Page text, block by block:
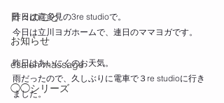
日々のこと
お知らせ
esalen massage
◯◯シリーズ
昨日は喜多見の3re studioで。
今日は立川ヨガホームで、連日のママヨガです。
昨日はあいにくのお天気。
雨だったので、久しぶりに電車で３re studioに行き
ました。